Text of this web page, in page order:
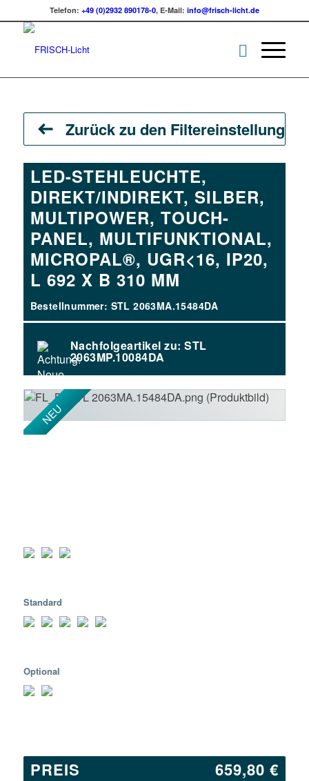
Telefon: +49 (0)2932 890178-0, E-Mail: info@frisch-licht.de
Zurück zu den Filtereinstellungen
LED-STEHLEUCHTE,
DIREKT/INDIREKT, SILBER,
MULTIPOWER, TOUCH-
PANEL, MULTIFUNKTIONAL,
MICROPAL®, UGR<16, IP20,
L 692 X B 310 MM
Bestellnummer: STL 2063MA.15484DA
Nachfolgeartikel zu: STL
2063MP.10084DA
Standard
Optional
PREIS 659,80 €